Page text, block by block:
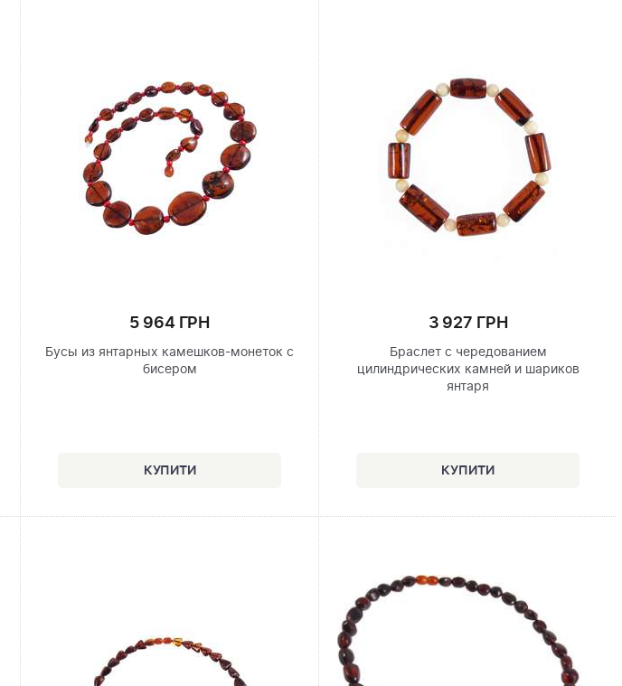
5 964 ГРН
Бусы из янтарных камешков-монеток с
бисером
3 927 ГРН
Браслет с чередованием
цилиндрических камней и шариков
янтаря